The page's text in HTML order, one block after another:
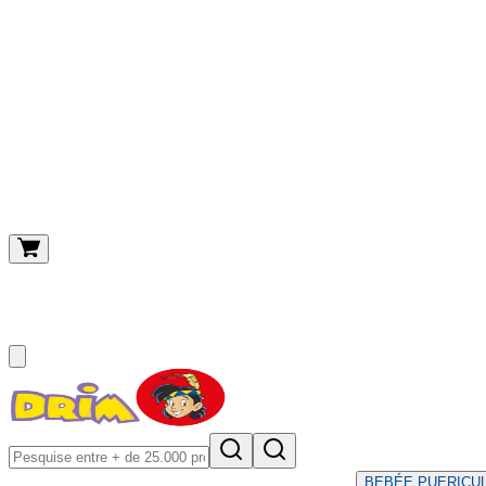
BEBÉE